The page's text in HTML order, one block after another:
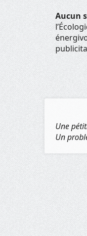
Aucun
Une
Un